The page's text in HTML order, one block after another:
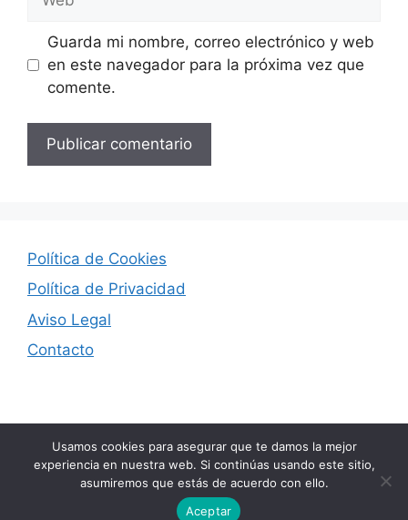
Guarda mi nombre, correo electrónico y web
en este navegador para la próxima vez que
comente.
Política de Cookies
Política de Privacidad
Aviso Legal
Contacto
© 2026 Seducción Digital• Creado con
GeneratePress
Usamos cookies para asegurar que te damos la mejor
experiencia en nuestra web. Si continúas usando este sitio,
asumiremos que estás de acuerdo con ello.
Aceptar